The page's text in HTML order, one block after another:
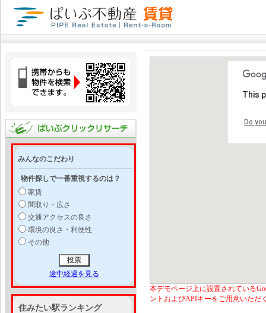
みんなのこだわり
物件探しで一番重視するのは？
家賃
間取り・広さ
交通アクセスの良さ
環境の良さ・利便性
その他
途中経過を見る
住みたい駅ランキング
This
Do
本デモページ上に設置されている
ントおよびAPIキーをご用意いただ